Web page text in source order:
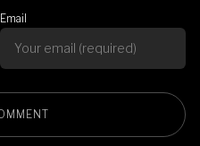
Email